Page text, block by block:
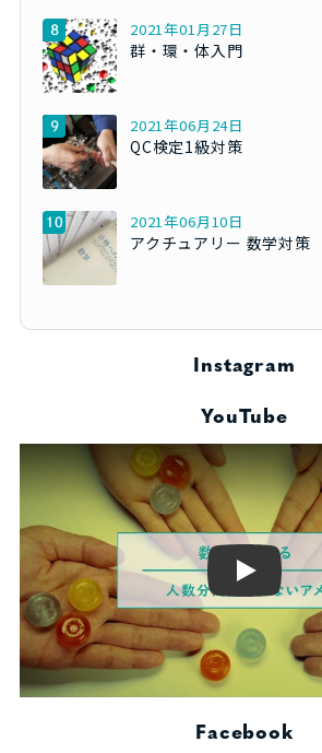
2021年01月27日
群・環・体入門
2021年06月24日
QC検定1級対策
2021年06月10日
アクチュアリー 数学対策
Instagram
YouTube
Play
Facebook